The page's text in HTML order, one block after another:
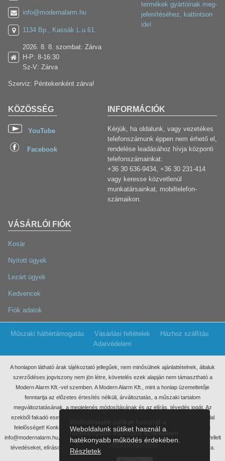
info@modernalarm.hu
1134 Bp., Kassák L.u.61.
2026. 8. 8. szombat: Zárva
H-P: 8-16:30
Sz-V: Zárva
Szerviz: Péntekenként zárva!
VÁSÁRLÓI FIÓK
Kosár
Nyitott ügyek
Lezárt ügyek
Kedvencek
Fiók adatok
KÖZÖSSÉG
YouTube
Facebook
INFORMÁCIÓK
Kérjük, ha oldalunk, vagy vezetékes
telefonszámunk éppen nem érhető el,
rendelése leadásához hívja központi
telefonszámainkat:
+36 30 636-9434, +36 30 231-414
vagy keresse közvetlenül
munkatársainkat, mobiltelefon-
számaikon.
termékek gyártóinak meg-
jelenítéséhez, kattintson
ide!
Műszaki háttértámogatás Vásárlási feltételek
Házhoz szállítás
Adatvédelem
A honlapon látható árak tájékoztató jellegűek, nem minősülnek ajánlattételnek, általuk
szerződéses jogviszony nem jön létre, követelés ezek alapján nem támasztható a
Modern Alarm Kft.-vel szemben. A Modern Alarm Kft., mint a honlap üzemeltetője
fenntartja az előzetes értesítés nélküli, árváltoztatás, a műszaki tartalom
megváltoztatásának, a megjelenés módosításának és az elírás, tévedés jogát. Az
ezekből fakadó esetleges elmaradt haszonért, anyagi, vagy egyéb kárért nem vállal
felelősséget! Konkrét ajánlatkérés miatt kérjük, keressen meg minket írásban, az
info@modernalarm.hu, vagy a rendeles@modernalarm.hu e-mail címen. A honlapon fellelt
tévedéseket, elírásokat az info@modernalarm.hu e-mail címen jelezheti számunkra.
hatékonyabb működés érdekében
további részletek
Weboldalunk sütiket használ a
hatékonyabb működés érdekében.
Részletek